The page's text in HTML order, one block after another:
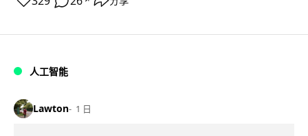
人工智能
Lawton 1 日